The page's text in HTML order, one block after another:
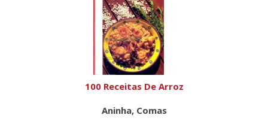
100 Receitas De Arroz
Aninha, Comas